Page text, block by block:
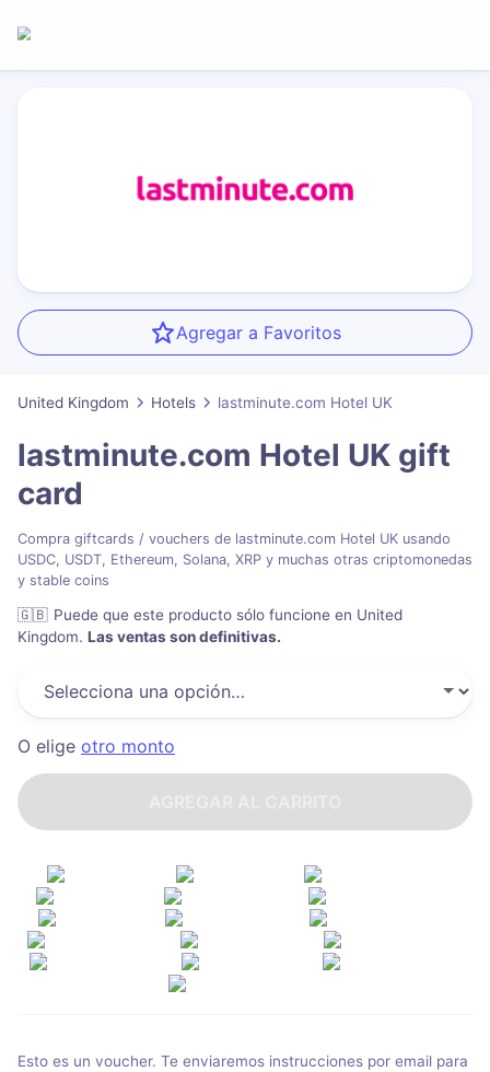
Agregar a Favoritos
United Kingdom Hotels lastminute.com Hotel UK
lastminute.com Hotel UK gift
card
Compra giftcards / vouchers de lastminute.com Hotel UK usando
USDC, USDT, Ethereum, Solana, XRP y muchas otras criptomonedas
y stable coins
🇬🇧 Puede que este producto sólo funcione en United
Kingdom. Las ventas son definitivas.
O elige otro monto
Esto es un voucher. Te enviaremos instrucciones por email para